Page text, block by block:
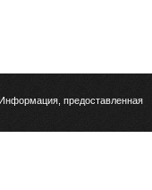
предоставленная